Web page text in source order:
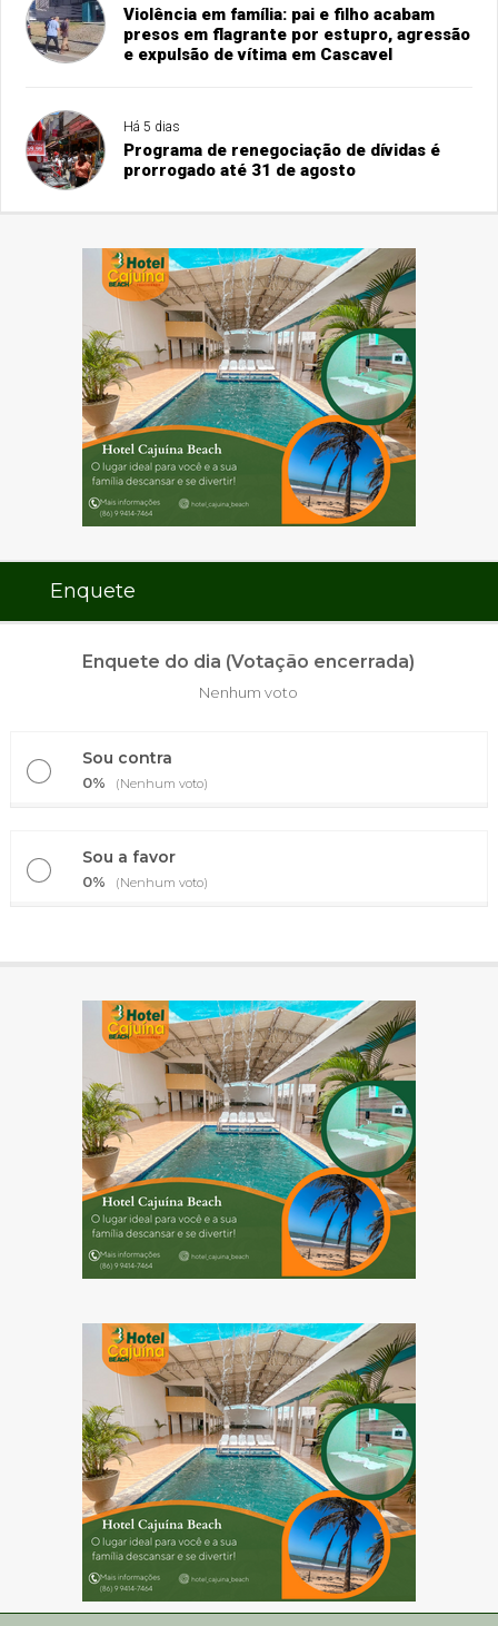
Violência em família: pai e filho acabam
presos em flagrante por estupro, agressão
e expulsão de vítima em Cascavel
Há 5 dias
Programa de renegociação de dívidas é
prorrogado até 31 de agosto
Enquete
Enquete do dia (Votação encerrada)
Nenhum voto
Sou contra
0% (Nenhum voto)
Sou a favor
0% (Nenhum voto)